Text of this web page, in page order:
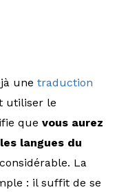
une traduction
utiliser le
que vous aurez
langues du
La
: il suffit de se